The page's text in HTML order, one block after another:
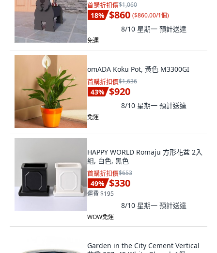
首購折扣價$1,060
18% $860 ($860.00/1個)
8/10 星期一 預計送達
免運
omADA Koku Pot, 黃色 M3300GI
首購折扣價$1,636
43% $920
8/10 星期一 預計送達
免運
HAPPY WORLD Romaju 方形花盆 2入
組, 白色, 黑色
首購折扣價$653
49% $330
運費 $195
8/10 星期一 預計送達
WOW免運
Garden in the City Cement Vertical